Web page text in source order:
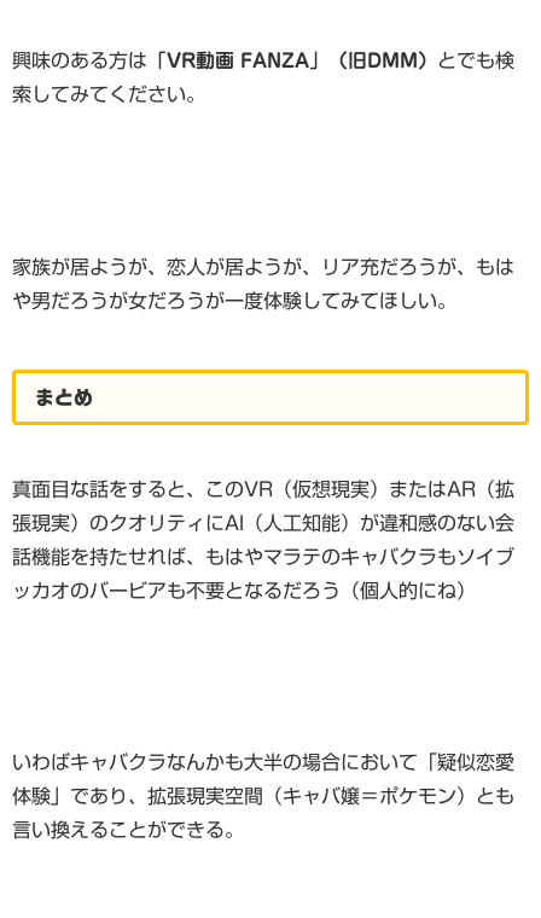
興味のある方は 「VR動画 FANZA」（旧DMM） とでも検
索してみてください。
家族が居ようが、恋人が居ようが、リア充だろうが、もは
や男だろうが女だろうが一度体験してみてほしい。
まとめ
真面目な話をすると、このVR（仮想現実）またはAR（拡
張現実）のクオリティにAI（人工知能）が違和感のない会
話機能を持たせれば、もはやマラテのキャバクラもソイブ
ッカオのバービアも不要となるだろう（個人的にね）
いわばキャバクラなんかも大半の場合において「疑似恋愛
体験」であり、拡張現実空間（キャバ嬢＝ポケモン）とも
言い換えることができる。